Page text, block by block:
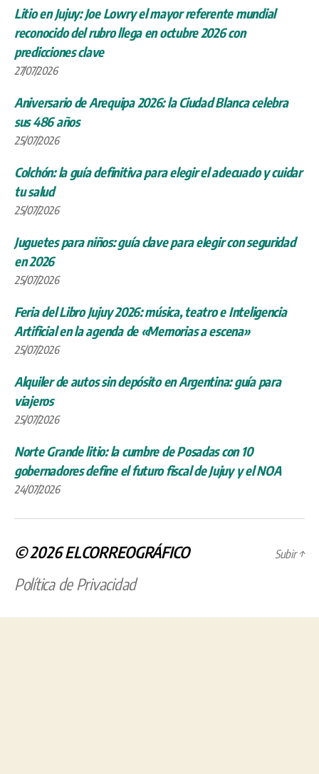
Litio en Jujuy: Joe Lowry el mayor referente mundial
reconocido del rubro llega en octubre 2026 con
predicciones clave
27/07/2026
Aniversario de Arequipa 2026: la Ciudad Blanca celebra
sus 486 años
25/07/2026
Colchón: la guía definitiva para elegir el adecuado y cuidar
tu salud
25/07/2026
Juguetes para niños: guía clave para elegir con seguridad
en 2026
25/07/2026
Feria del Libro Jujuy 2026: música, teatro e Inteligencia
Artificial en la agenda de «Memorias a escena»
25/07/2026
Alquiler de autos sin depósito en Argentina: guía para
viajeros
25/07/2026
Norte Grande litio: la cumbre de Posadas con 10
gobernadores define el futuro fiscal de Jujuy y el NOA
24/07/2026
© 2026ELCORREOGRÁFICO
Política de Privacidad
Subir↑